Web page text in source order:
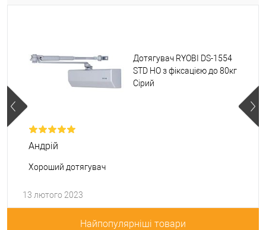
Дотягувач RYOBI DS-1554
STD HO з фіксацією до 80кг
Сірий
Андрій
Хороший дотягувач
13 лютого 2023
Найпопулярніші товари